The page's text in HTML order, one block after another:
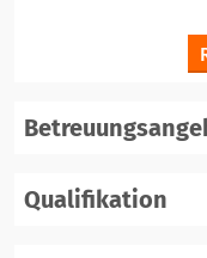
Qualifikation